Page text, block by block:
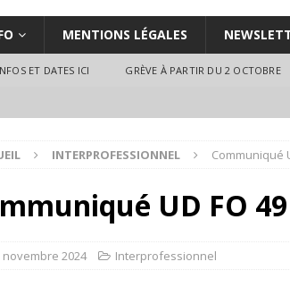
MENTIONS LÉGALES
ET DATES ICI GRÈVE À PARTIR DU 2 OCTOBRE
INTERPROFESSIONNEL Communiqué
UD FO
novembre 2024 Interprofessionnel